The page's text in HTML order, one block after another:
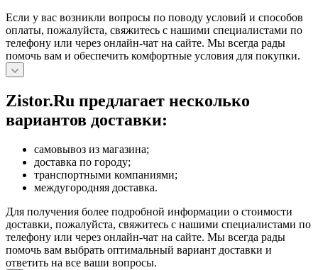
Если у вас возникли вопросы по поводу условий и способов
оплаты, пожалуйста, свяжитесь с нашими специалистами по
телефону или через онлайн-чат на сайте. Мы всегда рады
помочь вам и обеспечить комфортные условия для покупки.
Zistor.Ru предлагает несколько
вариантов доставки:
самовывоз из магазина;
доставка по городу;
транспортными компаниями;
междугородняя доставка.
Для получения более подробной информации о стоимости
доставки, пожалуйста, свяжитесь с нашими специалистами по
телефону или через онлайн-чат на сайте. Мы всегда рады
помочь вам выбрать оптимальный вариант доставки и
ответить на все ваши вопросы.